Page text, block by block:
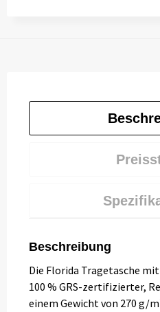
Beschreibung
Die Florida Tragetasche
100 % GRS-zertifizierter,
einem Gewicht von 270 g/